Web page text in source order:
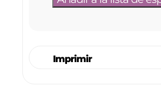
Imprimir